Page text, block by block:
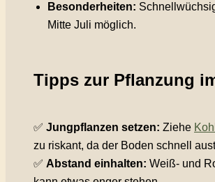
Besonderheiten:
Mitte Juli möglich.
Tipps zur Pflanzung
✅ Jungpflanzen setzen: Ziehe Kohl
zu riskant, da der Boden schnell
✅ Abstand einhalten: Weiß- und